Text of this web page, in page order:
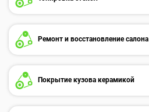
Ремонт и восстановление салона
Покрытие кузова керамикой